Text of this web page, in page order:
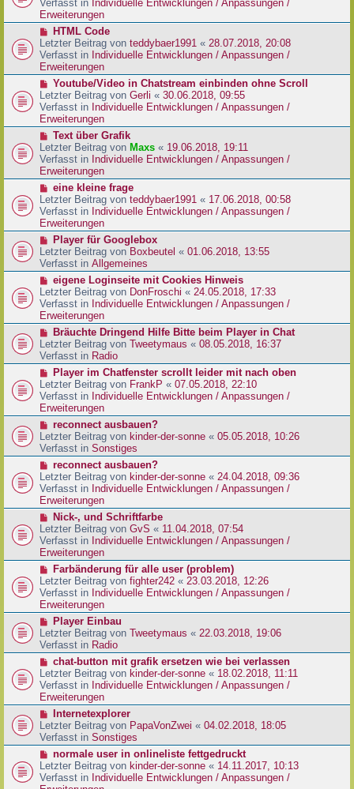
g
i
t
a
g
e
r
B
e
i
t
a
g
Verfasst in Individuelle Entwicklungen / Anpassungen /
Erweiterungen
N
e
u
e
r
B
e
i
t
a
g
HTML Code
Letzter Beitrag von teddybaer1991 « 28.07.2018, 20:08
Verfasst in Individuelle Entwicklungen / Anpassungen /
Erweiterungen
N
e
u
e
r
B
e
i
t
a
g
Youtube/Video in Chatstream einbinden ohne Scroll
Letzter Beitrag von Gerli « 30.06.2018, 09:55
Verfasst in Individuelle Entwicklungen / Anpassungen /
Erweiterungen
N
e
u
e
r
B
e
i
t
a
g
Text über Grafik
Letzter Beitrag von Maxs « 19.06.2018, 19:11
Verfasst in Individuelle Entwicklungen / Anpassungen /
Erweiterungen
N
e
u
e
r
B
e
i
r
a
g
eine kleine frage
Letzter Beitrag von teddybaer1991 « 17.06.2018, 00:58
Verfasst in Individuelle Entwicklungen / Anpassungen /
Erweiterungen
N
e
u
e
r
B
e
i
r
a
g
Player für Googlebox
Letzter Beitrag von Boxbeutel « 01.06.2018, 13:55
Verfasst in Allgemeines
N
e
u
e
r
B
e
i
r
a
g
eigene Loginseite mit Cookies Hinweis
Letzter Beitrag von DonFroschi « 24.05.2018, 17:33
Verfasst in Individuelle Entwicklungen / Anpassungen /
Erweiterungen
N
e
u
e
r
B
e
i
r
a
g
Bräuchte Dringend Hilfe Bitte beim Player in Chat
Letzter Beitrag von Tweetymaus « 08.05.2018, 16:37
Verfasst in Radio
N
e
u
e
r
B
e
i
r
a
g
Player im Chatfenster scrollt leider mit nach oben
Letzter Beitrag von FrankP « 07.05.2018, 22:10
Verfasst in Individuelle Entwicklungen / Anpassungen /
Erweiterungen
N
e
u
e
r
B
e
i
r
a
g
reconnect ausbauen?
Letzter Beitrag von kinder-der-sonne « 05.05.2018, 10:26
Verfasst in Sonstiges
N
e
u
e
r
B
e
i
t
a
g
reconnect ausbauen?
Letzter Beitrag von kinder-der-sonne « 24.04.2018, 09:36
Verfasst in Individuelle Entwicklungen / Anpassungen /
Erweiterungen
N
e
u
e
r
B
e
i
t
a
g
Nick-, und Schriftfarbe
Letzter Beitrag von GvS « 11.04.2018, 07:54
Verfasst in Individuelle Entwicklungen / Anpassungen /
Erweiterungen
N
e
u
e
r
B
e
i
r
a
g
Farbänderung für alle user (problem)
Letzter Beitrag von fighter242 « 23.03.2018, 12:26
Verfasst in Individuelle Entwicklungen / Anpassungen /
Erweiterungen
N
e
u
e
r
B
e
i
r
a
g
Player Einbau
Letzter Beitrag von Tweetymaus « 22.03.2018, 19:06
Verfasst in Radio
N
e
u
e
r
B
e
i
r
a
chat-button mit grafik ersetzen wie bei verlassen
Letzter Beitrag von kinder-der-sonne « 18.02.2018, 11:11
Verfasst in Individuelle Entwicklungen / Anpassungen /
Erweiterungen
N
e
u
e
r
B
e
Internetexplorer
Letzter Beitrag von PapaVonZwei « 04.02.2018, 18:05
Verfasst in Sonstiges
N
e
u
normale user in onlineliste fettgedruckt
Letzter Beitrag von kinder-der-sonne « 14.11.2017, 10:13
Verfasst in Individuelle Entwicklungen / Anpassungen /